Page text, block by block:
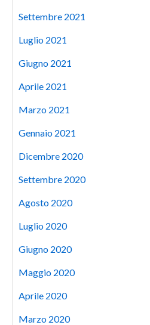
Settembre 2021
Luglio 2021
Giugno 2021
Aprile 2021
Marzo 2021
Gennaio 2021
Dicembre 2020
Settembre 2020
Agosto 2020
Luglio 2020
Giugno 2020
Maggio 2020
Aprile 2020
Marzo 2020